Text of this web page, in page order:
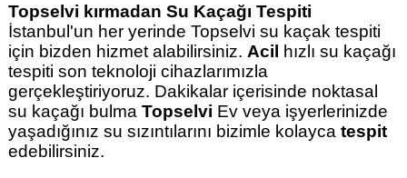
Topselvi kırmadan Su Kaçağı Tespiti
İstanbul'un her yerinde Topselvi su kaçak tespiti
için bizden hizmet alabilirsiniz. Acil
hızlı su kaçağı
tespiti son teknoloji cihazlarımızla
gerçekleştiriyoruz. Dakikalar içerisinde noktasal
su kaçağı bulma Topselvi Ev veya işyerlerinizde
yaşadığınız su sızıntılarını bizimle kolayca tespit
edebilirsiniz.